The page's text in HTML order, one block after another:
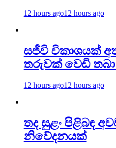
12 hours ago12 hours ago
සජීවි විකාශයක්
තරුවක් වෙඩි
12 hours ago12 hours ago
තද සුළං පිළිබඳ
නිවේදනයක්